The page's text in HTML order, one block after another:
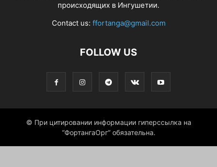
происходящих в Ингушетии.
Contact us: ffortanga@gmail.com
FOLLOW US
© При цитировании информации гиперссылка на
“ФортангаОрг” обязательна.